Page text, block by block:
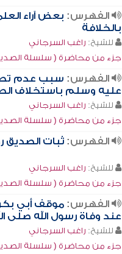
الفهرس: بعض آراء
بالخلافة
للشيخ: راغب السرجاني
جزء من محاضرة ( سلسلة الصديق
الفهرس: سبب عدم
عليه وسلم باستخلاف
للشيخ: راغب السرجاني
جزء من محاضرة ( سلسلة الصديق
الفهرس: ثبات الصديق
للشيخ: راغب السرجاني
جزء من محاضرة ( سلسلة
الفهرس: موقف أبي
عند وفاة رسول الله صلى
للشيخ: راغب السرجاني
جزء من محاضرة ( سلسلة